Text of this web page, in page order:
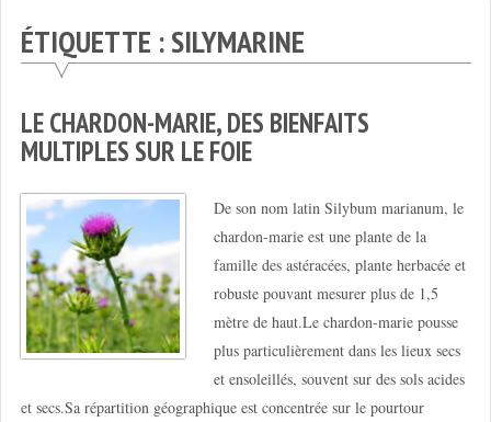
ÉTIQUETTE :SILYMARINE
LE CHARDON-MARIE, DES BIENFAITS
MULTIPLES SUR LE FOIE
De son nom latin Silybum marianum, le
chardon-marie est une plante de la
famille des astéracées, plante herbacée et
robuste pouvant mesurer plus de 1,5
mètre de haut.Le chardon-marie pousse
plus particulièrement dans les lieux secs
et ensoleillés, souvent sur des sols acides
et secs.Sa répartition géographique est concentrée sur le pourtour